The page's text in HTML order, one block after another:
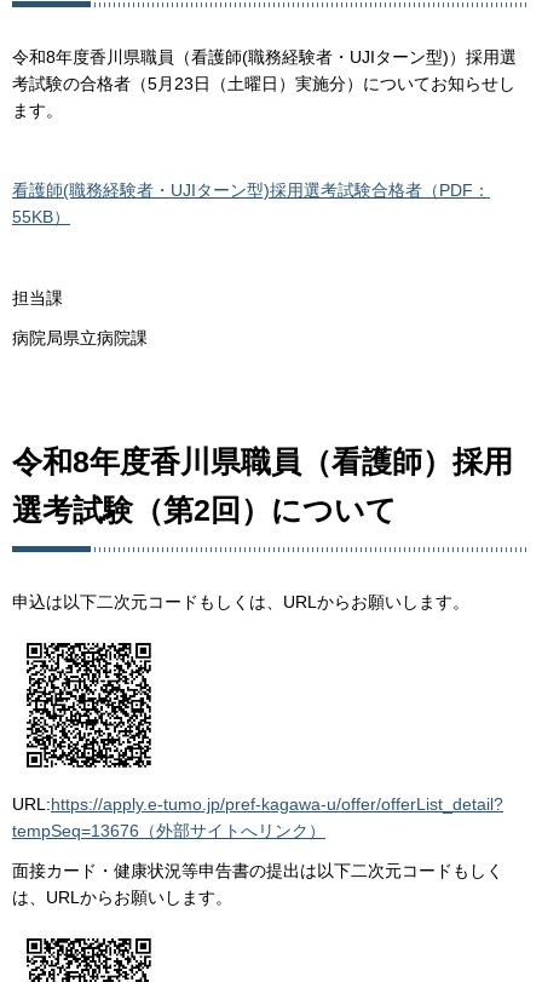
令和8年度香川県職員（看護師(職務経験者・UJIターン型)）採用選
考試験の合格者（5月23日（土曜日）実施分）についてお知らせし
ます。
看護師(職務経験者・UJIターン型)採用選考試験合格者（PDF：
55KB）
担当課
病院局県立病院課
令和8年度香川県職員（看護師）採用
選考試験（第2回）について
申込は以下二次元コードもしくは、URLからお願いします。
URL:https://apply.e-tumo.jp/pref-kagawa-u/offer/offerList_detail?
tempSeq=13676（外部サイトへリンク）
面接カード・健康状況等申告書の提出は以下二次元コードもしく
は、URLからお願いします。